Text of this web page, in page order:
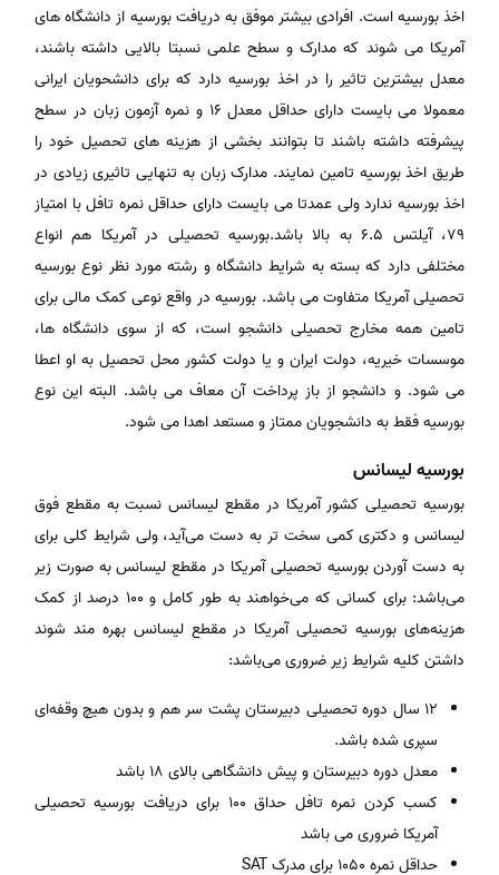
اخذ بورسیه است. افرادی بیشتر موفق به دریافت بورسیه از دانشگاه های
آمریکا می شوند که مدارک و سطح علمی نسبتا بالایی داشته باشند،
معدل بیشترین تاثیر را در اخذ بورسیه دارد که برای دانشحویان ایرانی
معمولا می بایست دارای حداقل معدل 16 و نمره آزمون زبان در سطح
پیشرفته داشته باشند تا بتوانند بخشی از هزینه های تحصیل خود را
طریق اخذ بورسیه تامین نمایند. مدارک زبان به تنهایی تاثیری زیادی در
اخذ بورسیه ندارد ولی عمدتا می بایست دارای حداقل نمره تافل با امتیاز
79، آیلتس 6.5 به بالا باشد.
بورسیه تحصیلی در آمریکا هم انواع
مختلفی دارد که بسته به شرایط دانشگاه و رشته مورد نظر نوع بورسیه
تحصیلی آمریکا متفاوت می باشد. بورسیه در واقع نوعی کمک مالی برای
تامین همه مخارج تحصیلی­ دانشجو است، که از سوی دانشگاه­ ها،
موسسات خیریه، دولت ایران و یا دولت کشور محل تحصیل به او اعطا
می­ شود. و دانشجو از باز پرداخت آن معاف می­ باشد. البته این نوع
بورسیه فقط به دانشجویان ممتاز و مستعد اهدا می­ شود.
بورسیه لیسانس
بورسیه تحصیلی کشور آمریکا در مقطع لیسانس نسبت به مقطع فوق
لیسانس و دکتری کمی سخت­ تر به دست می‌آید، ولی شرایط کلی برای
به دست آوردن بورسیه تحصیلی آمریکا در مقطع لیسانس به صورت زیر
می‌باشد: برای کسانی که می‌خواهند به طور کامل و 100 درصد از کمک
هزینه‌های بورسیه تحصیلی آمریکا در مقطع لیسانس بهره ­مند شوند
داشتن کلیه شرایط زیر ضروری می‌باشد:
12 سال دوره تحصیلی دبیرستان پشت سر هم و بدون هیچ وقفه‌ای
سپری شده باشد.
معدل دوره دبیرستان و پیش دانشگاهی بالای 18 باشد
کسب کردن نمره تافل حداق 100 برای دریافت بورسیه تحصیلی
آمریکا ضروری می باشد
حداقل نمره 1050 برای مدرک SAT